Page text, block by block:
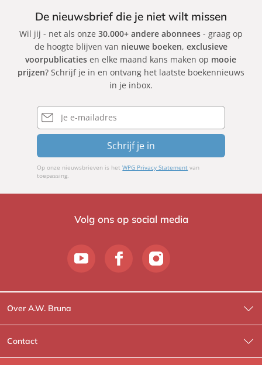
De nieuwsbrief die je niet wilt missen
Wil jij - net als onze 30.000+ andere abonnees- graag op
de hoogte blijven van nieuwe boeken, exclusieve
voorpublicaties en elke maand kans maken op mooie
prijzen? Schrijf je in en ontvang het laatste boekennieuws
in je inbox.
E-
mailadres
Schrijf je in
Op onze nieuwsbrieven is hetWPG Privacy Statement van
toepassing.
Volg ons op social media
Over A.W. Bruna
Wat wij doen
Wie is Wie?
Contact
Contactinformatie